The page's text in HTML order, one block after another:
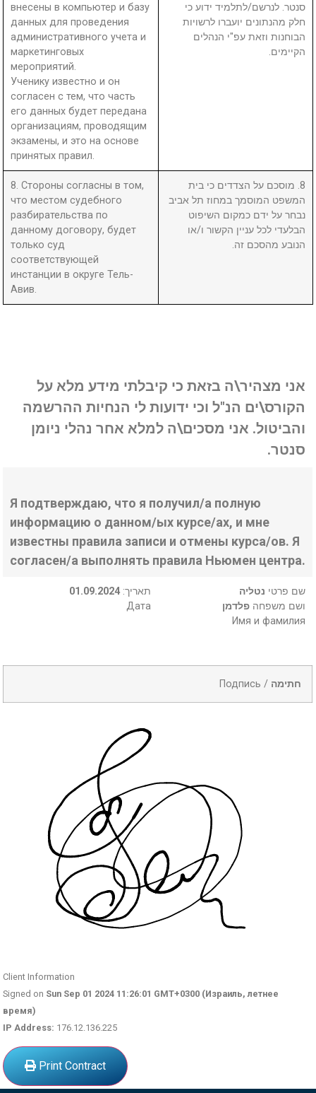
внесены в компьютер и базу
данных для проведения
административного учета и
маркетинговых
мероприятий.
Ученику известно и он
согласен с тем, что часть
его данных будет передана
организациям, проводящим
экзамены, и это на основе
принятых правил.
סנטר. לנרשם/לתלמיד ידוע כי
חלק מהנתונים יועברו לרשויות
הבוחנות וזאת עפ"י הנהלים
הקיימים.
8. Стороны согласны в том,
что местом судебного
разбирательства по
данному договору, будет
только суд
соответствующей
инстанции в округе Тель-
Авив.
8. מוסכם על הצדדים כי בית
המשפט המוסמך במחוז תל אביב
נבחר על ידם כמקום השיפוט
הבלעדי לכל עניין הקשור ו/או
הנובע מהסכם זה.
אני מצהיר\ה בזאת כי קיבלתי מידע מלא על
הקורס\ים הנ"ל וכי ידועות לי הנחיות ההרשמה
והביטול. אני מסכים\ה למלא אחר נהלי ניומן
סנטר.
Я подтверждаю, что я получил/а полную
информацию о данном/ых курсе/ах, и мне
известны правила записи и отмены курса/ов. Я
согласен/а выполнять правила Ньюмен центра.
01.09.2024 :תאריך
Дата
שם פרטי נטליה
ושם משפחה פלדמן
Имя и фамилия
Подпись / חתימה
Client Information
Signed on Sun Sep 01 2024 11:26:01 GMT+0300 (Израиль, летнее
время)
IP Address: 176.12.136.225
Print Contract